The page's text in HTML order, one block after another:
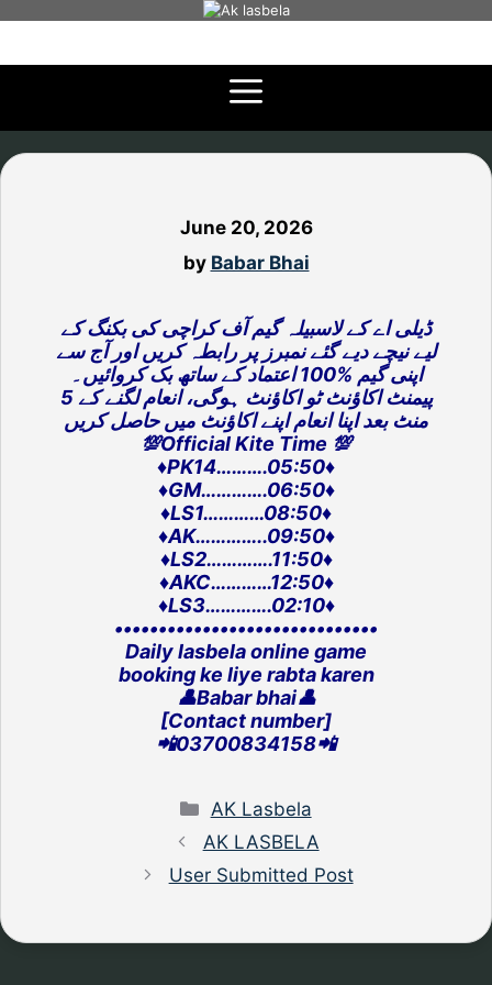
content
June 20, 2026
by Babar Bhai
ڈیلی اے کے لاسبیلہ گیم آف کراچی کی بکنگ کے
لیے نیچے دیے گئے نمبرز پر رابطہ کریں اور آج سے
اپنی گیم %100 اعتماد کے ساتھ بک کروائیں۔
پیمنٹ اکاؤنٹ ٹو اکاؤنٹ ہوگی، انعام لگنے کے 5
منٹ بعد اپنا انعام اپنے اکاؤنٹ میں حاصل کریں
💯Official Kite Time 💯
♦️PK14……….05:50♦️
♦️GM………….06:50♦️
♦️LS1…………08:50♦️
♦️AK…………..09:50♦️
♦️LS2………….11:50♦️
♦️AKC…………12:50♦️
♦️LS3………….02:10♦️
‎••••••••••••••••••••••••••••••
Daily lasbela online game
‎booking ke liye rabta karen
👤Babar bhai👤
[Contact number]
‎📲03700834158📲
Categories
AK Lasbela
AK LASBELA
User Submitted Post